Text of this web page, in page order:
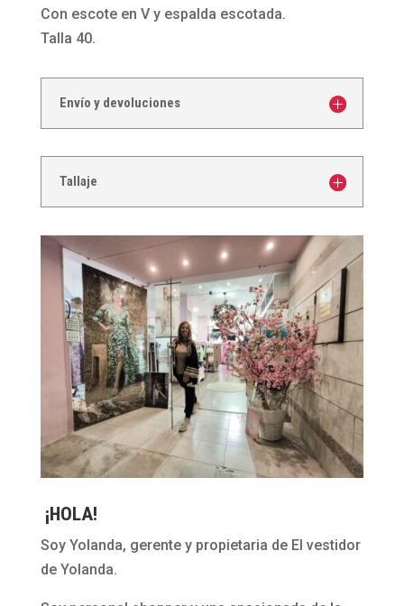
Con escote en V y espalda escotada.
Talla 40.
Envío y devoluciones
Tallaje
¡HOLA!
Soy Yolanda, gerente y propietaria de El vestidor
de Yolanda.